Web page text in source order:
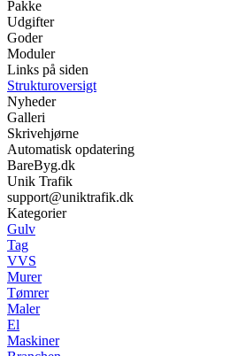
Pakke
Udgifter
Goder
Moduler
Links på siden
Strukturoversigt
Nyheder
Galleri
Skrivehjørne
Automatisk opdatering
BareByg.dk
Unik Trafik
support@uniktrafik.dk
Kategorier
Gulv
Tag
VVS
Murer
Tømrer
Maler
El
Maskiner